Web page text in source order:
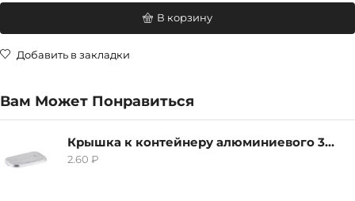
В корзину
Добавить в закладки
Вам Может Понравиться
Крышка к контейнеру алюминиевого 380мл
2.60 ₽